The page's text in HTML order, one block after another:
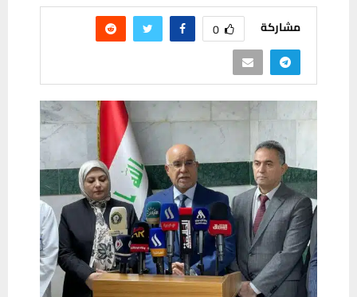
مشاركة 0